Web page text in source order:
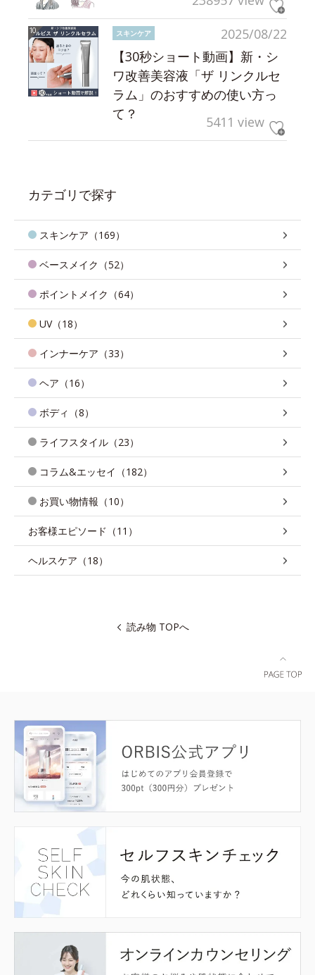
2025/08/22
スキンケア
【30秒ショート動画】新・シ
ワ改善美容液「ザ リンクルセ
ラム」のおすすめの使い方っ
て？
5411 view
カテゴリで探す
スキンケア（169）
ベースメイク（52）
ポイントメイク（64）
UV（18）
インナーケア（33）
ヘア（16）
ボディ（8）
ライフスタイル（23）
コラム&エッセイ（182）
お買い物情報（10）
お客様エピソード（11）
ヘルスケア（18）
読み物 TOPへ